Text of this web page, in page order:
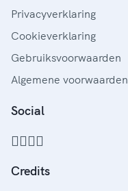
Privacyverklaring
Cookieverklaring
Gebruiksvoorwaarden
Algemene voorwaarden
Social
Credits